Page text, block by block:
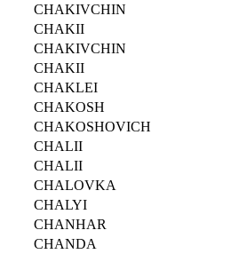
CHAKIVCHIN
CHAKII
CHAKІVCHIN
CHAKІI
CHAKLEI
CHAKOSH
CHAKOSHOVICH
CHALII
CHALІI
CHALOVKA
CHALYI
CHANHAR
CHANDA